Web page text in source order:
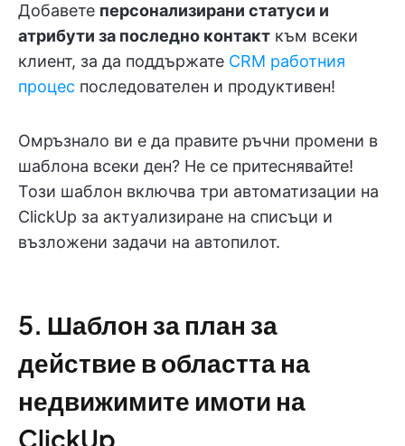
Добавете персонализирани статуси и
атрибути за последно контакт към всеки
клиент, за да поддържате CRM работния
процес последователен и продуктивен!
Омръзнало ви е да правите ръчни промени в
шаблона всеки ден? Не се притеснявайте!
Този шаблон включва три автоматизации на
ClickUp за актуализиране на списъци и
възложени задачи на автопилот.
5. Шаблон за план за
действие в областта на
недвижимите имоти на
ClickUp